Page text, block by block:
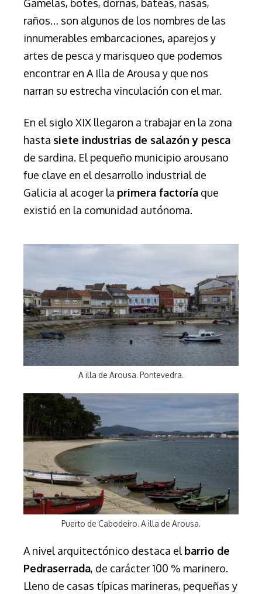
Gamelas, botes, dornas, bateas, nasas,
raños… son algunos de los nombres de las
innumerables embarcaciones, aparejos y
artes de pesca y marisqueo que podemos
encontrar en A Illa de Arousa y que nos
narran su estrecha vinculación con el mar.
En el siglo XIX llegaron a trabajar en la zona
hasta siete industrias de salazón y pesca
de sardina. El pequeño municipio arousano
fue clave en el desarrollo industrial de
Galicia al acoger la primera factoría que
existió en la comunidad autónoma.
A illa de Arousa. Pontevedra.
Puerto de Cabodeiro. A illa de Arousa.
A nivel arquitectónico destaca el barrio de
Pedraserrada, de carácter 100 % marinero.
Lleno de casas típicas marineras, pequeñas y